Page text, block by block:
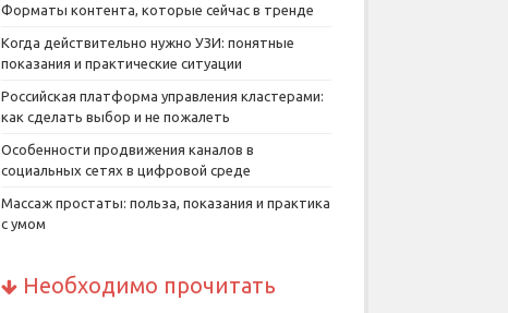
Форматы контента, которые сейчас в тренде
Когда действительно нужно УЗИ: понятные
показания и практические ситуации
Российская платформа управления кластерами:
как сделать выбор и не пожалеть
Особенности продвижения каналов в
социальных сетях в цифровой среде
Массаж простаты: польза, показания и практика
с умом
Необходимо прочитать